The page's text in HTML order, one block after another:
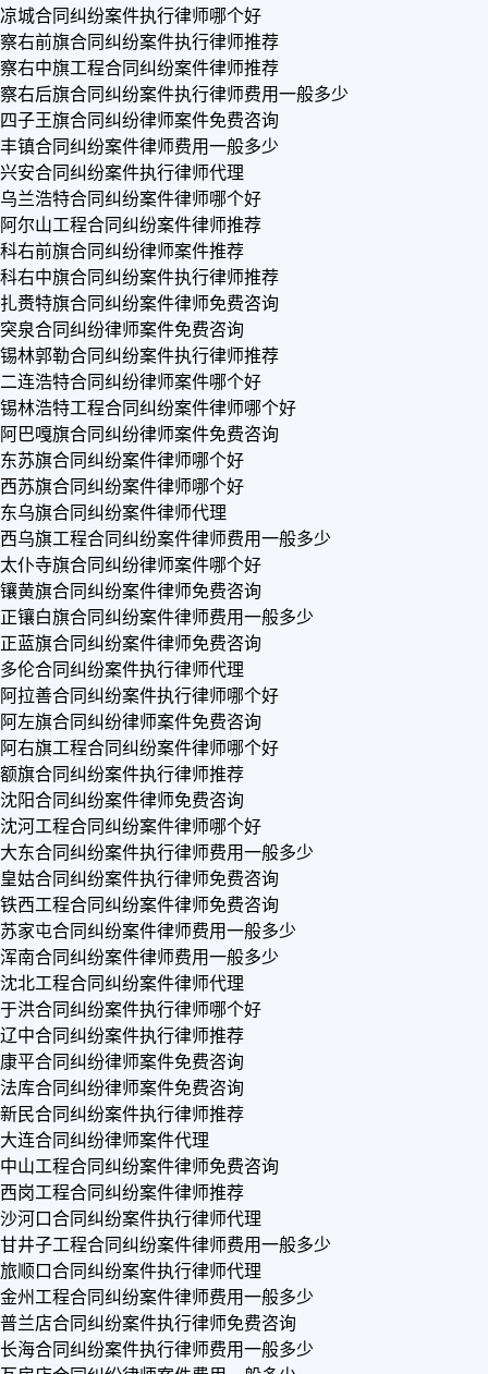
凉城合同纠纷案件执行律师哪个好
察右前旗合同纠纷案件执行律师推荐
察右中旗工程合同纠纷案件律师推荐
察右后旗合同纠纷案件执行律师费用一般多少
四子王旗合同纠纷律师案件免费咨询
丰镇合同纠纷案件律师费用一般多少
兴安合同纠纷案件执行律师代理
乌兰浩特合同纠纷案件律师哪个好
阿尔山工程合同纠纷案件律师推荐
科右前旗合同纠纷律师案件推荐
科右中旗合同纠纷案件执行律师推荐
扎赉特旗合同纠纷案件律师免费咨询
突泉合同纠纷律师案件免费咨询
锡林郭勒合同纠纷案件执行律师推荐
二连浩特合同纠纷律师案件哪个好
锡林浩特工程合同纠纷案件律师哪个好
阿巴嘎旗合同纠纷律师案件免费咨询
东苏旗合同纠纷案件律师哪个好
西苏旗合同纠纷案件律师哪个好
东乌旗合同纠纷案件律师代理
西乌旗工程合同纠纷案件律师费用一般多少
太仆寺旗合同纠纷律师案件哪个好
镶黄旗合同纠纷案件律师免费咨询
正镶白旗合同纠纷案件律师费用一般多少
正蓝旗合同纠纷案件律师免费咨询
多伦合同纠纷案件执行律师代理
阿拉善合同纠纷案件执行律师哪个好
阿左旗合同纠纷律师案件免费咨询
阿右旗工程合同纠纷案件律师哪个好
额旗合同纠纷案件执行律师推荐
沈阳合同纠纷案件律师免费咨询
沈河工程合同纠纷案件律师哪个好
大东合同纠纷案件执行律师费用一般多少
皇姑合同纠纷案件执行律师免费咨询
铁西工程合同纠纷案件律师免费咨询
苏家屯合同纠纷案件律师费用一般多少
浑南合同纠纷案件律师费用一般多少
沈北工程合同纠纷案件律师代理
于洪合同纠纷案件执行律师哪个好
辽中合同纠纷案件执行律师推荐
康平合同纠纷律师案件免费咨询
法库合同纠纷律师案件免费咨询
新民合同纠纷案件执行律师推荐
大连合同纠纷律师案件代理
中山工程合同纠纷案件律师免费咨询
西岗工程合同纠纷案件律师推荐
沙河口合同纠纷案件执行律师代理
甘井子工程合同纠纷案件律师费用一般多少
旅顺口合同纠纷案件执行律师代理
金州工程合同纠纷案件律师费用一般多少
普兰店合同纠纷案件执行律师免费咨询
长海合同纠纷案件执行律师费用一般多少